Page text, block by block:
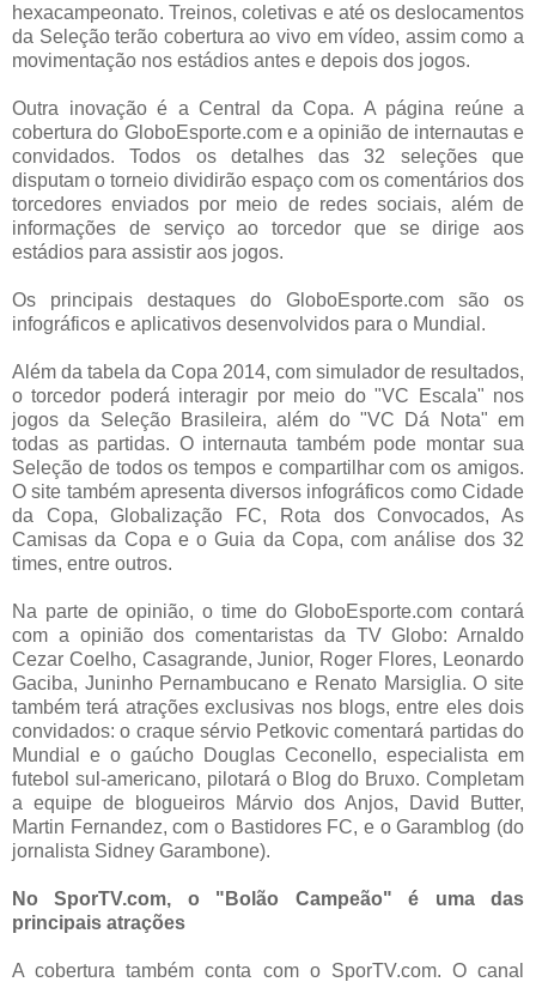
hexacampeonato. Treinos, coletivas e até os deslocamentos
da Seleção terão cobertura ao vivo em vídeo, assim como a
movimentação nos estádios antes e depois dos jogos.
Outra inovação é a Central da Copa. A página reúne a
cobertura do GloboEsporte.com e a opinião de internautas e
convidados. Todos os detalhes das 32 seleções que
disputam o torneio dividirão espaço com os comentários dos
torcedores enviados por meio de redes sociais, além de
informações de serviço ao torcedor que se dirige aos
estádios para assistir aos jogos.
Os principais destaques do GloboEsporte.com são os
infográficos e aplicativos desenvolvidos para o Mundial.
Além da tabela da Copa 2014, com simulador de resultados,
o torcedor poderá interagir por meio do "VC Escala" nos
jogos da Seleção Brasileira, além do "VC Dá Nota" em
todas as partidas. O internauta também pode montar sua
Seleção de todos os tempos e compartilhar com os amigos.
O site também apresenta diversos infográficos como Cidade
da Copa, Globalização FC, Rota dos Convocados, As
Camisas da Copa e o Guia da Copa, com análise dos 32
times, entre outros.
Na parte de opinião, o time do GloboEsporte.com contará
com a opinião dos comentaristas da TV Globo: Arnaldo
Cezar Coelho, Casagrande, Junior, Roger Flores, Leonardo
Gaciba, Juninho Pernambucano e Renato Marsiglia. O site
também terá atrações exclusivas nos blogs, entre eles dois
convidados: o craque sérvio Petkovic comentará partidas do
Mundial e o gaúcho Douglas Ceconello, especialista em
futebol sul-americano, pilotará o Blog do Bruxo. Completam
a equipe de blogueiros Márvio dos Anjos, David Butter,
Martin Fernandez, com o Bastidores FC, e o Garamblog (do
jornalista Sidney Garambone).
No SporTV.com, o "Bolão Campeão" é uma das
principais atrações
A cobertura também conta com o SporTV.com. O canal